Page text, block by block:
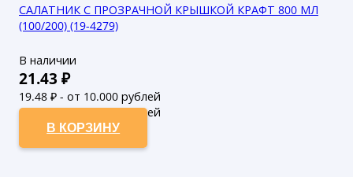
САЛАТНИК С ПРОЗРАЧНОЙ КРЫШКОЙ КРАФТ 800 МЛ
(100/200) (19-4279)
В наличии
21.43 ₽
19.48 ₽ - от 10.000 рублей
17.71₽ - от 50.000 рублей
В КОРЗИНУ